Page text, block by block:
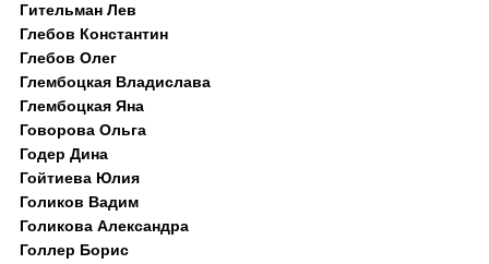
Гительман Лев
Глебов Константин
Глебов Олег
Глембоцкая Владислава
Глембоцкая Яна
Говорова Ольга
Годер Дина
Гойтиева Юлия
Голиков Вадим
Голикова Александра
Голлер Борис